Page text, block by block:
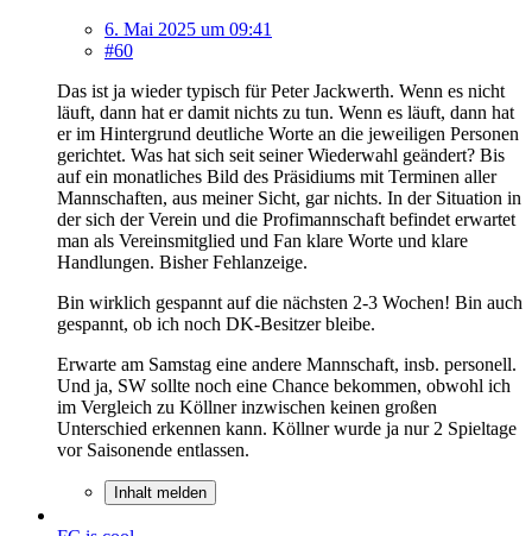
6. Mai 2025 um 09:41
#60
Das ist ja wieder typisch für Peter Jackwerth. Wenn es nicht
läuft, dann hat er damit nichts zu tun. Wenn es läuft, dann hat
er im Hintergrund deutliche Worte an die jeweiligen Personen
gerichtet. Was hat sich seit seiner Wiederwahl geändert? Bis
auf ein monatliches Bild des Präsidiums mit Terminen aller
Mannschaften, aus meiner Sicht, gar nichts. In der Situation in
der sich der Verein und die Profimannschaft befindet erwartet
man als Vereinsmitglied und Fan klare Worte und klare
Handlungen. Bisher Fehlanzeige.
Bin wirklich gespannt auf die nächsten 2-3 Wochen! Bin auch
gespannt, ob ich noch DK-Besitzer bleibe.
Erwarte am Samstag eine andere Mannschaft, insb. personell.
Und ja, SW sollte noch eine Chance bekommen, obwohl ich
im Vergleich zu Köllner inzwischen keinen großen
Unterschied erkennen kann. Köllner wurde ja nur 2 Spieltage
vor Saisonende entlassen.
Inhalt melden